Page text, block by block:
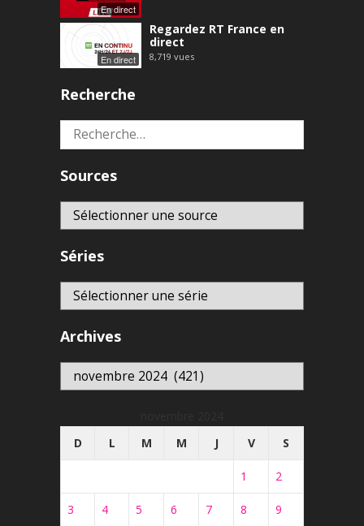
En direct
En direct
Regardez RT France en
direct
8,719 vues
Recherche
Rechercher :
Sources
Séries
Archives
Archives
D
L M M J V S
1 2
3 4 5 6 7 8 9